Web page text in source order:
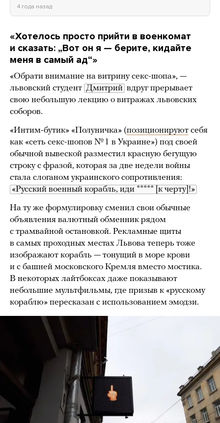
4 года назад
«Хотелось просто прийти в военкомат
и сказать: „Вот он я — берите, кидайте
меня в самый ад“»
«Обрати внимание на витрину секс-шопа», —
львовский студент Дмитрий вдруг прерывает
свою небольшую лекцию о витражах львовских
соборов.
«Интим-бутик» «Полуничка» (позиционируют себя
как «сеть секс-шопов № 1 в Украине») под своей
обычной вывеской разместил красную бегущую
строку с фразой, которая за две недели войны
стала слоганом украинского сопротивления:
«Русский военный корабль, иди ***** [к черту]!»
На ту же формулировку сменил свои обычные
объявления валютный обменник рядом
с трамвайной остановкой. Рекламные щиты
в самых проходных местах Львова теперь тоже
изображают корабль — тонущий в море крови
и с башней московского Кремля вместо мостика.
В некоторых лайтбоксах даже показывают
небольшие мультфильмы, где призыв к «русскому
кораблю» пересказан с использованием эмодзи.